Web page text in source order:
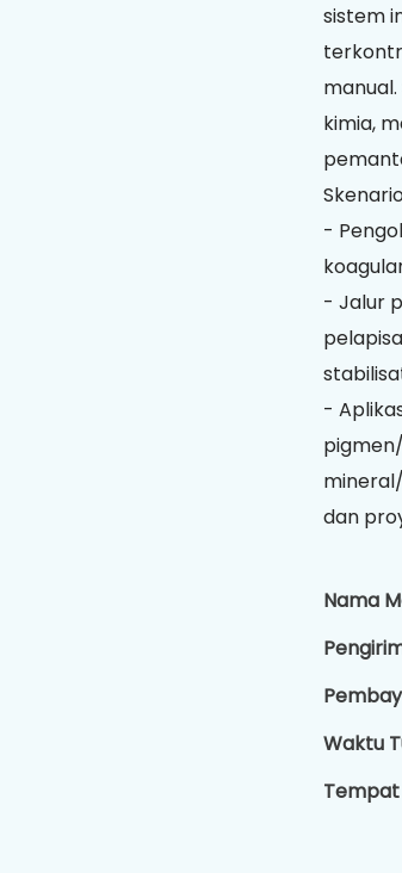
sistem
kimia,
-
- Jalur
-
dan
Nama
Waktu
Tempat